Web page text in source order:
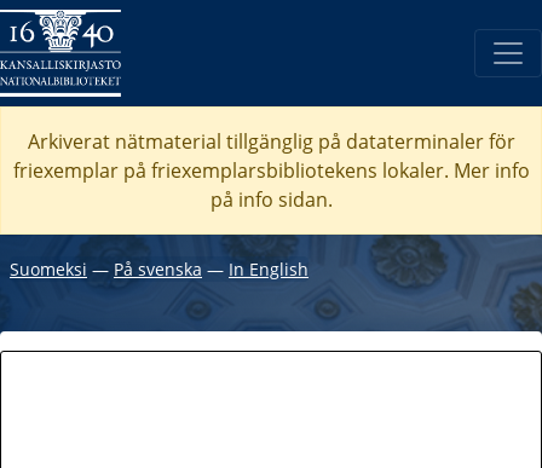
Arkiverat nätmaterial tillgänglig på dataterminaler för
friexemplar på friexemplarsbibliotekens lokaler. Mer info
på info sidan.
Suomeksi ― På svenska ― In English